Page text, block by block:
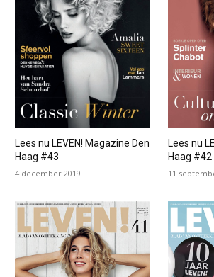
Lees nu LEVEN! Magazine Den
Haag #43
4 december 2019
Lees nu
Haag #42
11